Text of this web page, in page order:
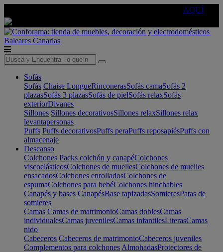
AQUÍ
Baleares Canarias
Sofás
Sofás Chaise LongueRinconerasSofás camaSofás 2
plazasSofás 3 plazasSofás de pielSofás relaxSofás
exteriorDivanes
Sillones Sillones decorativosSillones relaxSillones relax
levantapersonas
Puffs Puffs decorativosPuffs peraPuffs reposapiésPuffs con
almacenaje
Descanso
Colchones Packs colchón y canapéColchones
viscoelásticosColchones de muellesColchones de muelles
ensacadosColchones enrolladosColchones de
espumaColchones para bebéColchones hinchables
Canapés y bases CanapésBase tapizadasSomieresPatas de
somieres
Camas Camas de matrimonioCamas doblesCamas
individualesCamas juvenilesCamas infantilesLiterasCamas
nido
Cabeceros Cabeceros de matrimonioCabeceros juveniles
Complementos para colchones AlmohadasProtectores de